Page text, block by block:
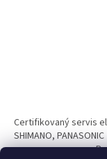
Certifikovaný servis
SHIMANO, PANASONIC